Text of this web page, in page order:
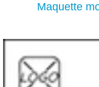
Maquette